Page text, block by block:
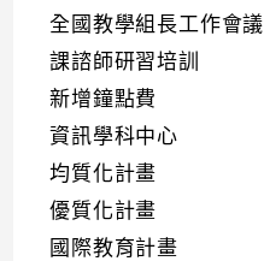
全國教學組長工作會議
課諮師研習培訓
新增鐘點費
資訊學科中心
均質化計畫
優質化計畫
國際教育計畫